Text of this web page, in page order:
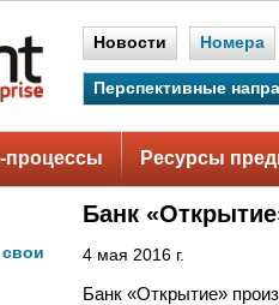
Новости Номера
Перспективные
процессы Ресурсы
свои
Банк
4 мая 2016 г.
Банк «Открытие»